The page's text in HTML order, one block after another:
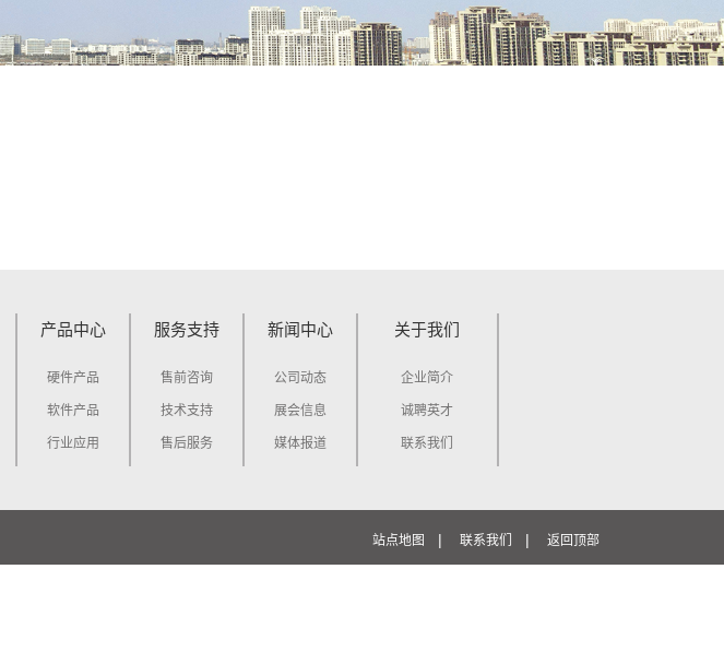
产品中心
硬件产品
软件产品
行业应用
服务支持
售前咨询
技术支持
售后服务
新闻中心
公司动态
展会信息
媒体报道
关于我们
企业简介
诚聘英才
联系我们
站点地图 | 联系我们 | 返回顶部